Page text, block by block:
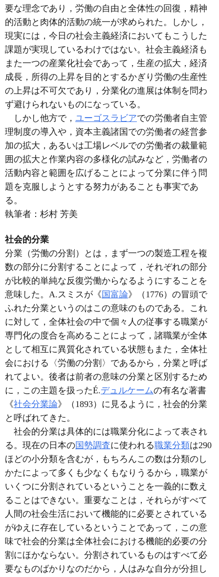
要な理念であり，労働の自由と全体性の回復，精神
的活動と肉体的活動の統一が求められた。しかし，
現実には，今日の社会主義経済においてもこうした
課題が実現しているわけではない。社会主義経済も
また一つの産業化社会であって，生産の拡大，経済
成長，所得の上昇を目的とするかぎり労働の生産性
の上昇は不可欠であり，分業化の進展は体制を問わ
ず避けられないものになっている。
しかし他方で， ユーゴスラビアでの労働者自主管
理制度の導入や，資本主義諸国での労働者の経営参
加の拡大，あるいは工場レベルでの労働者の裁量範
囲の拡大と作業内容の多様化の試みなど，労働者の
活動内容と範囲を広げることによって分業に伴う問
題を克服しようとする努力があることも事実であ
る。
執筆者： 杉村 芳美
社会的分業
分業（労働の分割）とは，まず一つの製造工程を複
数の部分に分割することによって，それぞれの部分
が比較的単純な反復労働からなるようにすることを
意味した。A.スミスが《 国富論》（1776）の冒頭で
ふれた分業というのはこの意味のものである。これ
に対して，全体社会の中で個々人の従事する職業が
専門化の度合を高めることによって，諸職業が全体
として相互に異質化されている状態もまた，全体社
会における〈労働の分割〉であるから，分業と呼ば
れてよい。後者は前者の意味の分業と区別するため
に，この主題を扱ったÉ.デュルケームの有名な著書
《社会分業論》（1893）に見るように，社会的分業
と呼ばれてきた。
社会的分業は具体的には職業分化によって表され
る。現在の日本の国勢調査に使われる職業分類は290
ほどの小分類を含むが，もちろんこの数は分類のし
かたによって多くも少なくもなりうるから，職業が
いくつに分割されているということを一義的に数え
ることはできない。重要なことは，それらがすべて
人間の社会生活において機能的に必要とされている
がゆえに存在しているということであって，この意
味で社会的分業は全体社会における機能的必要の分
割にほかならない。分割されているものはすべて必
要なものばかりなのだから，人はみな自分が分担し